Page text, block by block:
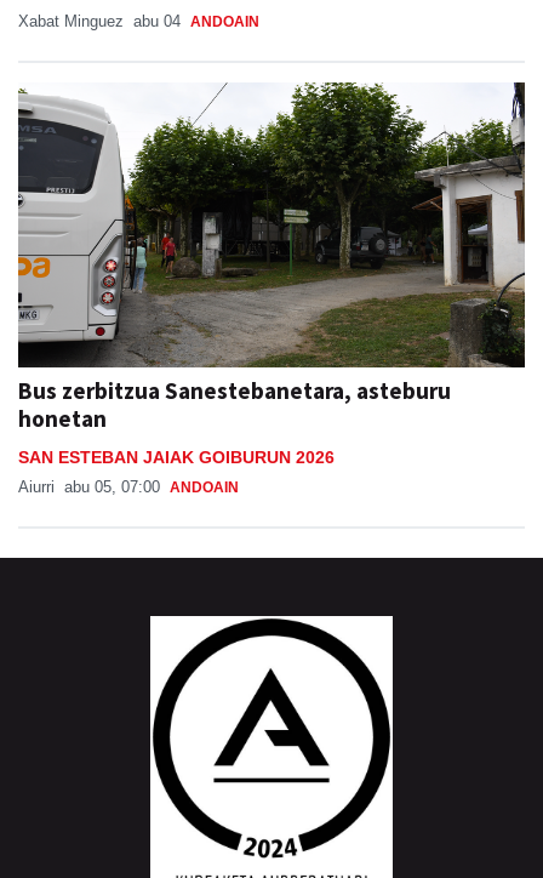
Bus zerbitzua Sanestebanetara, asteburu
honetan
SAN ESTEBAN JAIAK GOIBURUN 2026